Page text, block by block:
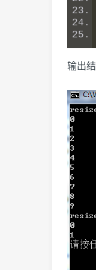
输出